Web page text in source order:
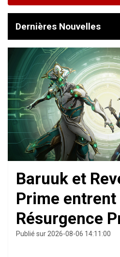
Dernières Nouvelles
Baruuk et
Prime entrent
Résurgence
Publié sur 2026-08-06 14:11:00